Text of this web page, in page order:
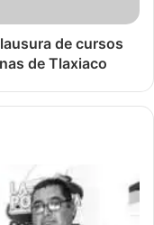
de cursos
de Tlaxiaco